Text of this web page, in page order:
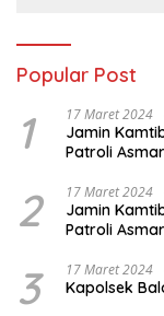
Popular Post
1 17 Maret 2024
Jamin
Patroli
2 17 Maret 2024
Jamin
Patroli
3 17 Maret 2024
Kapolsek